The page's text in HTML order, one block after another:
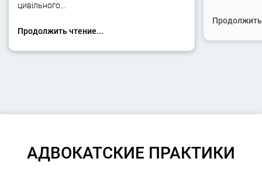
цивільного…
Продолжить чтение...
АДВОКАТСКИЕ ПРАКТИКИ